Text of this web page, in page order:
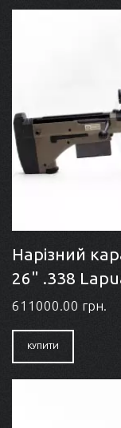
Нарізний
26" .338
611000.00 грн.
КУПИТИ